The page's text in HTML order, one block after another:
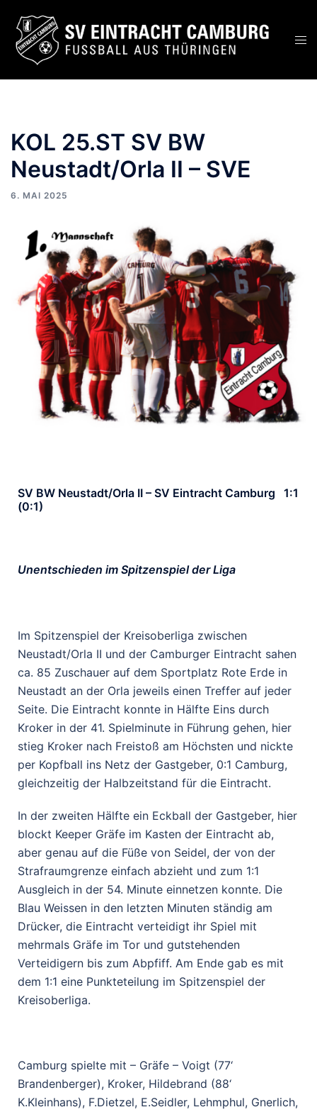
KOL 25.ST SV BW
Neustadt/Orla II – SVE
6. MAI 2025
SV BW Neustadt/Orla II – SV Eintracht Camburg 1:1
(0:1)
Unentschieden im Spitzenspiel der Liga
Im Spitzenspiel der Kreisoberliga zwischen
Neustadt/Orla II und der Camburger Eintracht sahen
ca. 85 Zuschauer auf dem Sportplatz Rote Erde in
Neustadt an der Orla jeweils einen Treffer auf jeder
Seite. Die Eintracht konnte in Hälfte Eins durch
Kroker in der 41. Spielminute in Führung gehen, hier
stieg Kroker nach Freistoß am Höchsten und nickte
per Kopfball ins Netz der Gastgeber, 0:1 Camburg,
gleichzeitig der Halbzeitstand für die Eintracht.
In der zweiten Hälfte ein Eckball der Gastgeber, hier
blockt Keeper Gräfe im Kasten der Eintracht ab,
aber genau auf die Füße von Seidel, der von der
Strafraumgrenze einfach abzieht und zum 1:1
Ausgleich in der 54. Minute einnetzen konnte. Die
Blau Weissen in den letzten Minuten ständig am
Drücker, die Eintracht verteidigt ihr Spiel mit
mehrmals Gräfe im Tor und gutstehenden
Verteidigern bis zum Abpfiff. Am Ende gab es mit
dem 1:1 eine Punkteteilung im Spitzenspiel der
Kreisoberliga.
Camburg spielte mit – Gräfe – Voigt (77‘
Brandenberger), Kroker, Hildebrand (88‘
K.Kleinhans), F.Dietzel, E.Seidler, Lehmphul, Gnerlich,